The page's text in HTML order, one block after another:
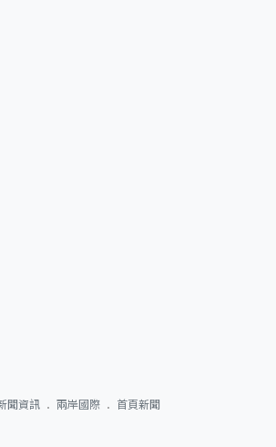
聞資訊 兩岸國際 首頁新聞